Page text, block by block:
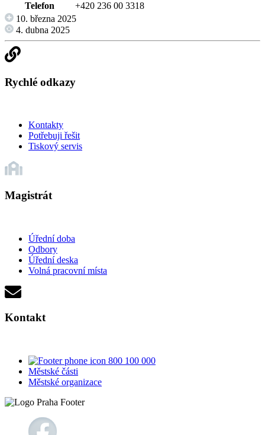
Telefon
+420 236 00 3318
10. března 2025
4. dubna 2025
Rychlé odkazy
Kontakty
Potřebuji řešit
Tiskový servis
Magistrát
Úřední doba
Odbory
Úřední deska
Volná pracovní místa
Kontakt
800 100 000
Městské části
Městské organizace